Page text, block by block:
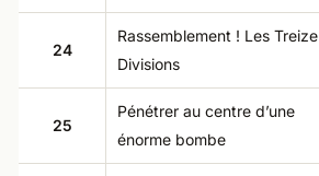
24
Rassemblement ! Les Treize
Divisions
25
Pénétrer au centre d’une
énorme bombe